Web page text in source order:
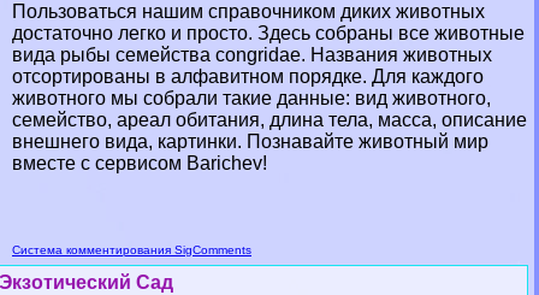
Пользоваться нашим справочником диких животных
достаточно легко и просто. Здесь собраны все животные
вида рыбы семейства congridae. Названия животных
отсортированы в алфавитном порядке. Для каждого
животного мы собрали такие данные: вид животного,
семейство, ареал обитания, длина тела, масса, описание
внешнего вида, картинки. Познавайте животный мир
вместе с сервисом Barichev!
Система комментирования SigComments
Экзотический Сад